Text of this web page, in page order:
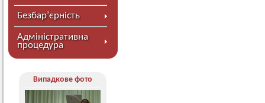
Безбар’єрність
Адміністративна
процедура
Випадкове фото